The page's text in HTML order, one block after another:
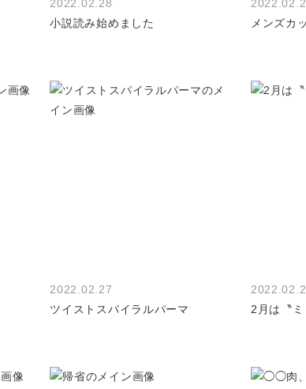
2022.02.28
小説読み始めました
メンズカ
2022.02.27
ツイストスパイラルパーマ
2月は〝ミ